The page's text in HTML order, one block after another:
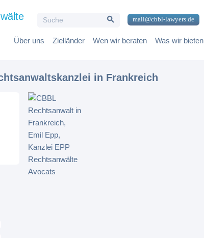
for:
Search Button
mail@cbbl-lawyers.de
Über uns Zielländer Wen wir beraten Was wir bieten
in Frankreich